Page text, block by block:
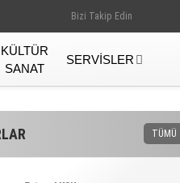
Bizi Takip Edin
KÜLTÜR
SANAT
SERVISLER
TÜMÜ